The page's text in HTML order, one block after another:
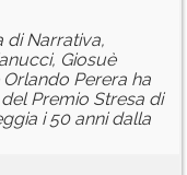
di Narrativa,
Giosuè
Perera ha
Premio Stresa di
i 50 anni dalla